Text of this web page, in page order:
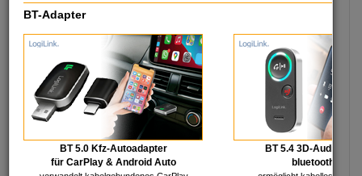
BT-Adapter
BT 5.0 Kfz-Autoadapter
für CarPlay & Android Auto
BT 5.4 3D-Audio
bluetoothfähig
Speichermedien
Farb-Bänder & Rollen
Gaming Zubehör
HDMI-Produkte
Kabel & Adapter
Zubehör PC/Notebook
Netzwerk, aktiv
Netzwerk, passiv
Smartphone-Zubehör
Tablet-Zubehör
Telekommunikation
Umschalter & mehr
USB & FireWire
Lager - Büro - Industrie